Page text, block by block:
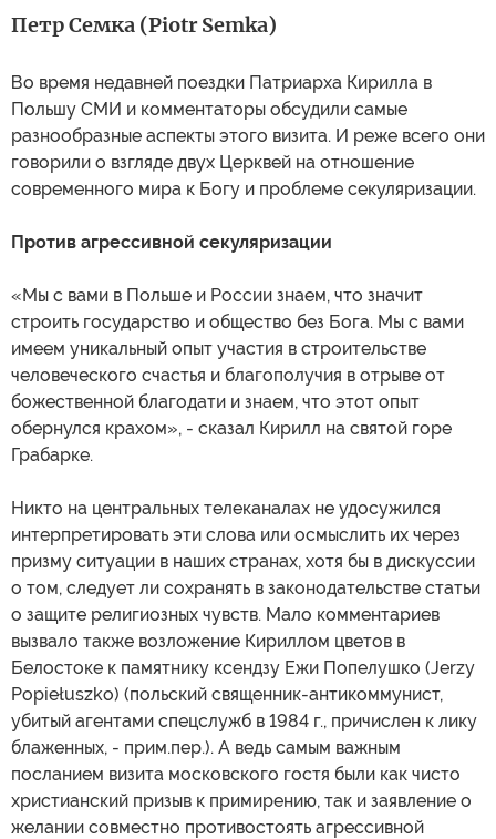
Петр Семка (Piotr Semka)
Во время недавней поездки Патриарха Кирилла в
Польшу СМИ и комментаторы обсудили самые
разнообразные аспекты этого визита. И реже всего они
говорили о взгляде двух Церквей на отношение
современного мира к Богу и проблеме секуляризации.
Против агрессивной секуляризации
«Мы с вами в Польше и России знаем, что значит
строить государство и общество без Бога. Мы с вами
имеем уникальный опыт участия в строительстве
человеческого счастья и благополучия в отрыве от
божественной благодати и знаем, что этот опыт
обернулся крахом», - сказал Кирилл на святой горе
Грабарке.
Никто на центральных телеканалах не удосужился
интерпретировать эти слова или осмыслить их через
призму ситуации в наших странах, хотя бы в дискуссии
о том, следует ли сохранять в законодательстве статьи
о защите религиозных чувств. Мало комментариев
вызвало также возложение Кириллом цветов в
Белостоке к памятнику ксендзу Ежи Попелушко (Jerzy
Popiełuszko) (польский священник-антикоммунист,
убитый агентами спецслужб в 1984 г., причислен к лику
блаженных, - прим.пер.). А ведь самым важным
посланием визита московского гостя были как чисто
христианский призыв к примирению, так и заявление о
желании совместно противостоять агрессивной